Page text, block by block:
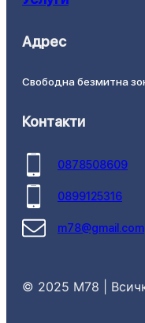
Адрес
Свободна безмитна
Контакти
0878508609
0899125316
m78@gmail.com
© 2025 M78 |